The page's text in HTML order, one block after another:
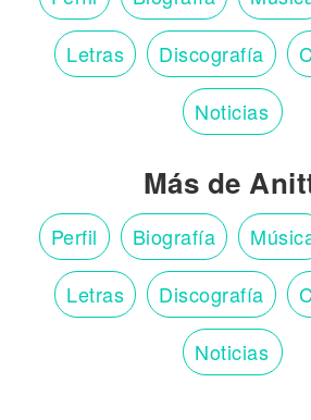
Letras Discografía
Noticias
Más de
Perfil Biografía
Letras Discografía
Noticias